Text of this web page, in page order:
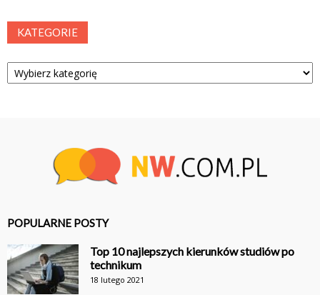
KATEGORIE
Kategorie
POPULARNE POSTY
Top 10 najlepszych kierunków studiów po
technikum
18 lutego 2021